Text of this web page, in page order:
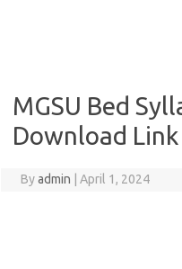
MGSU Bed
Download Link
Byadmin April 1, 2024